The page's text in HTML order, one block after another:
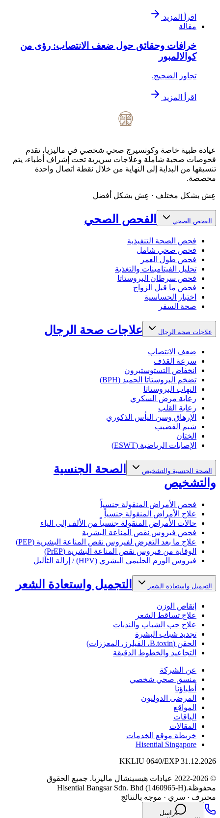
اقرأ المزيد
مقالة
خرافات وحقائق حول ضعف الانتصاب: رؤى من
كوالالمبور
تجاوز الضجيج.
اقرأ المزيد
عيادة طبية خاصة وكونسيرج صحي شخصي في ماليزيا، تقدم
فحوصات صحية شاملة وعلاجات سريرية تحت إشراف أطباء، يتم
تنسيقها من البداية إلى النهاية من خلال نقطة اتصال واحدة
مخصصة.
عِش بشكل مختلف · عِش بشكل أفضل
الفحص الصحي الفحص الصحي
فحص الصحة التنفيذية
فحص صحي شامل
فحص طول العمر
تحليل الفيتامينات والتغذية
فحص سرطان البروستاتا
فحص ما قبل الزواج
اختبار الحساسية
صحة السفر
علاجات صحة الرجال علاجات صحة الرجال
ضعف الانتصاب
سرعة القذف
انخفاض التستوستيرون
تضخم البروستاتا الحميد (BPH)
التهاب البروستاتا
رعاية مرض السكري
رعاية القلب
الإرهاق وسن اليأس الذكوري
شبم القضيب
الختان
الإصابات الرياضية (ESWT)
الصحة الجنسية والتشخيص
الصحة الجنسية
والتشخيص
فحص الأمراض المنقولة جنسياً
علاج الأمراض المنقولة جنسياً
حالات الأمراض المنقولة جنسياً من الألف إلى الياء
فحص فيروس نقص المناعة البشرية
علاج ما بعد التعرض لفيروس نقص المناعة البشرية (PEP)
الوقاية من فيروس نقص المناعة البشرية (PrEP)
فيروس الورم الحليمي البشري (HPV) / إزالة الثآليل
التجميل واستعادة الشعر التجميل واستعادة الشعر
إنقاص الوزن
علاج تساقط الشعر
علاج حب الشباب والندبات
تجديد شباب البشرة
الحقن (B.toxin، الفيلرز، المعززات)
التجاعيد والخطوط الدقيقة
عن الشركة
منسق صحي شخصي
أطباؤنا
المرضى الدوليون
المواقع
الباقات
المقالات
خريطة موقع الخدمات
Hisential Singapore
KKLIU 0640/EXP 31.12.2026
© 2022-2026 عيادات هيسينشال ماليزيا. جميع الحقوق
محفوظة.Hisential Bangsar Sdn. Bhd (1460965-H)
محترف · سري · موجه بالنتائج
راسل